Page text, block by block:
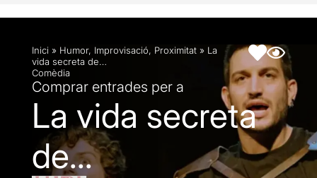
Inici » Humor, Improvisació, Proximitat » La
vida secreta de…
Comèdia
Comprar entrades per a
La vida secreta
de...